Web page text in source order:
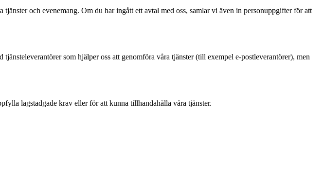
och evenemang. Om du har ingått ett avtal med oss, samlar vi även in personuppgifter för att
som hjälper oss att genomföra våra tjänster (till exempel e-postleverantörer), men
lagstadgade krav eller för att kunna tillhandahålla våra tjänster.